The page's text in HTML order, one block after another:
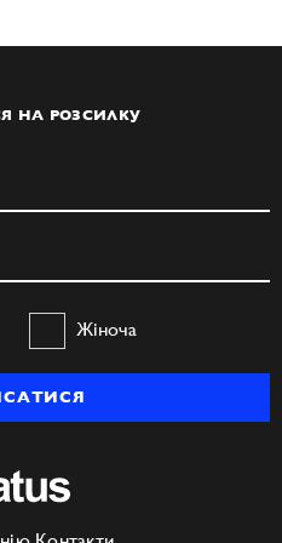
НА РОЗСИЛКУ
Жіноча